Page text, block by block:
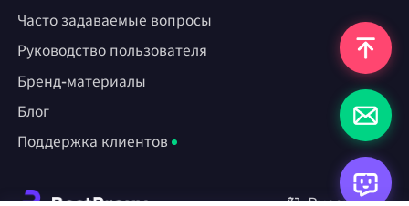
Часто задаваемые вопросы
Руководство пользователя
Бренд-материалы
Блог
Поддержка клиентов